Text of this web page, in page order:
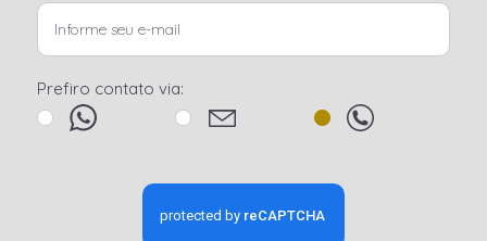
Prefiro contato via: